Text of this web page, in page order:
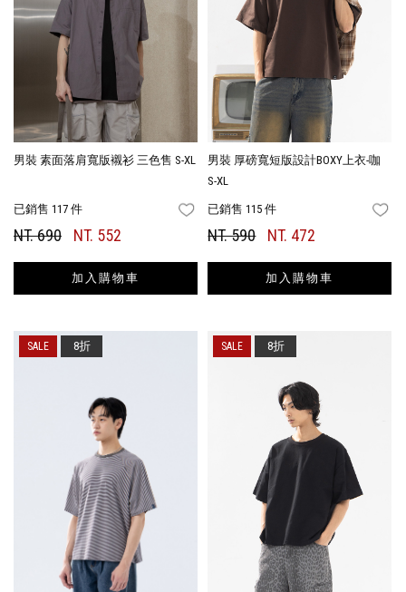
男裝 素面落肩寬版襯衫 三色售 S-XL
已銷售 117 件 FAVORITES
NT. 690 NT. 552
加入購物車
男裝 厚磅寬短版設計BOXY上衣-咖
S-XL
已銷售 115 件
NT. 590 NT. 472
加入購物車
8折 8折